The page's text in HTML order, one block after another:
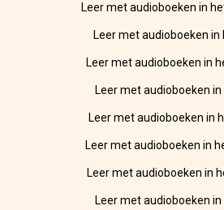
Leer met audioboeken in
Leer met audioboeken in
Leer met audioboeken in
Leer met audioboeken in
Leer met audioboeken in
Leer met audioboeken in
Leer met audioboeken in
Leer met audioboeken in